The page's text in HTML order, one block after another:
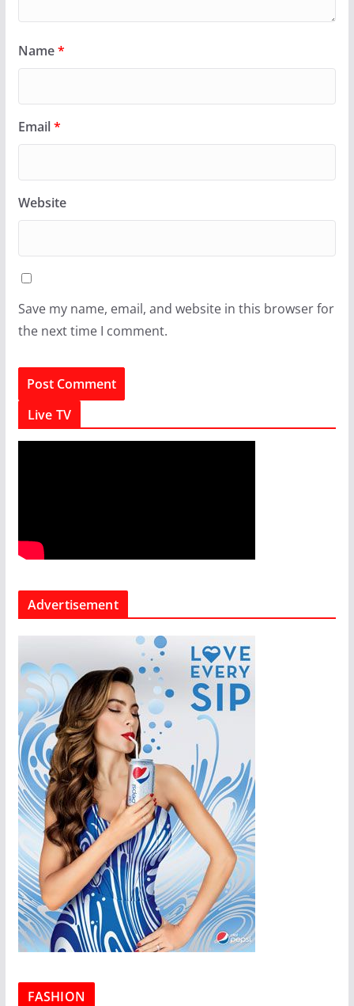
Name*
Email*
Website
Save my name, email, and website in this browser for
the next time I comment.
Live TV
Advertisement
FASHION